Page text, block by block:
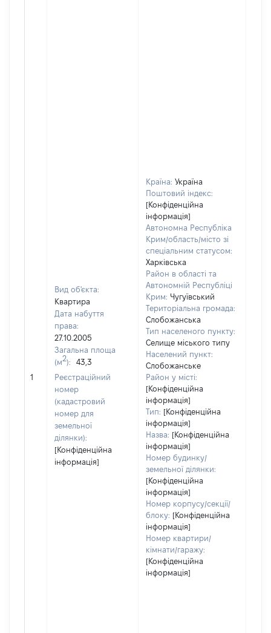
1
Вид об'єкта:
Квартира
Дата набуття
права:
27.10.2005
Загальна площа
(м2):
43,3
Реєстраційний
номер
(кадастровий
номер для
земельної
ділянки):
[Конфіденційна
інформація]
Країна: Україна
Поштовий індекс:
[Конфіденційна
інформація]
Автономна Республіка
Крим/область/місто зі
спеціальним статусом:
Харківська
Район в області та
Автономній Республіці
Крим: Чугуївський
Територіальна громада:
Слобожанська
Тип населеного пункту:
Селище міського типу
Населений пункт:
Слобожанське
Район у місті:
[Конфіденційна
інформація]
Тип: [Конфіденційна
інформація]
Назва: [Конфіденційна
інформація]
Номер будинку/
земельної ділянки:
[Конфіденційна
інформація]
Номер корпусу/секції/
блоку: [Конфіденційна
інформація]
Номер квартири/
кімнати/гаражу:
[Конфіденційна
інформація]